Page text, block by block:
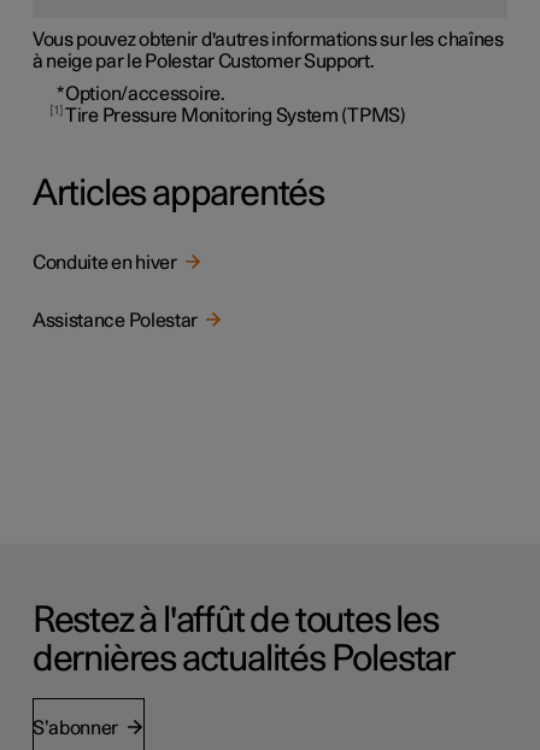
Vous pouvez obtenir d'autres informations sur les chaînes
à neige par le Polestar Customer Support.
*Option/accessoire.
1 Tire Pressure Monitoring System (TPMS)
Articles apparentés
Conduite en hiver
Assistance Polestar
Restez à l'affût de toutes les
dernières actualités Polestar
S’abonner